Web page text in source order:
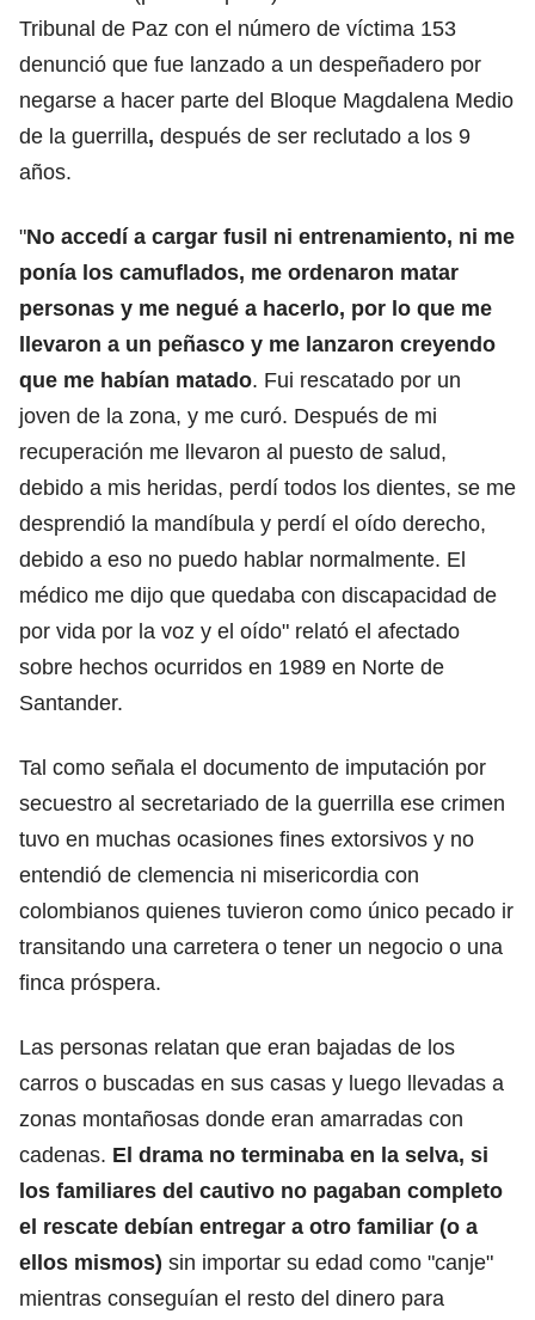
Tribunal de Paz con el número de víctima 153
denunció que fue lanzado a un despeñadero por
negarse a hacer parte del Bloque Magdalena Medio
de la guerrilla, después de ser reclutado a los 9
años.
"No accedí a cargar fusil ni entrenamiento, ni me
ponía los camuflados, me ordenaron matar
personas y me negué a hacerlo, por lo que me
llevaron a un peñasco y me lanzaron creyendo
que me habían matado. Fui rescatado por un
joven de la zona, y me curó. Después de mi
recuperación me llevaron al puesto de salud,
debido a mis heridas, perdí todos los dientes, se me
desprendió la mandíbula y perdí el oído derecho,
debido a eso no puedo hablar normalmente. El
médico me dijo que quedaba con discapacidad de
por vida por la voz y el oído" relató el afectado
sobre hechos ocurridos en 1989 en Norte de
Santander.
Tal como señala el documento de imputación por
secuestro al secretariado de la guerrilla ese crimen
tuvo en muchas ocasiones fines extorsivos y no
entendió de clemencia ni misericordia con
colombianos quienes tuvieron como único pecado ir
transitando una carretera o tener un negocio o una
finca próspera.
Las personas relatan que eran bajadas de los
carros o buscadas en sus casas y luego llevadas a
zonas montañosas donde eran amarradas con
cadenas. El drama no terminaba en la selva, si
los familiares del cautivo no pagaban completo
el rescate debían entregar a otro familiar (o a
ellos mismos) sin importar su edad como "canje"
mientras conseguían el resto del dinero para